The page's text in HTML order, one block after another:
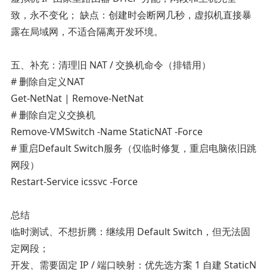
致，永不变化； 缺点：创建时会断网几秒，虚拟机直接暴
露在局域网，不适合隔离开发环境。
五、补充：清理旧 NAT / 交换机命令（排错用）
# 删除自定义NAT
Get-NetNat | Remove-NetNat
# 删除自定义交换机
Remove-VMSwitch -Name StaticNAT -Force
# 重启Default Switch服务（仅临时修复，重启电脑依旧跳
网段）
Restart-Service icssvc -Force
总结
临时测试、不想折腾：继续用 Default Switch，但无法固
定网段；
开发、需要固定 IP / 端口映射：优先选方案 1 自建 StaticN